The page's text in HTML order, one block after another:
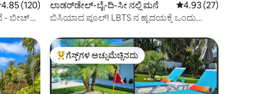
4.85 ಸರಾಸರಿ ರೇಟಿಂಗ್, 120 ವಿಮರ್ಶೆಗಳು
4.85 (120)
ಬೀಚ್‌ಗೆ 1
ಲಾಡರ್‌ಡೇಲ್-ಬೈ-ದಿ-ಸೀ ನಲ್ಲಿ ಮನೆ 5 ರಲ್ಲಿ 4.93 ಸರಾಸರಿ
4.93 (27)
ಬಿಸಿಯಾದ ಪೂಲ್! LBTS ನ ಹೃದಯಕ್ಕೆ ಒಂದು
ಗೆಸ್ಟ್‌ಗಳಿಗೆ ಅತಿ ಹೆಚ್ಚು ಅಚ್ಚುಮೆಚ್ಚಿನದು
ಗೆಸ್ಟ್‌ಗಳ ಅಚ್ಚುಮೆಚ್ಚಿನದು